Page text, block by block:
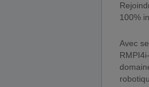
Rejoindre le groupe OVALT, c'est intégrer un groupe en pleine croissance, à taille humaine, et
100%
Avec